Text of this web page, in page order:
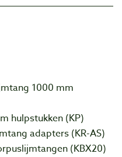
1000 mm
hulpstukken (KP)
adapters (KR-AS)
(KBX20)